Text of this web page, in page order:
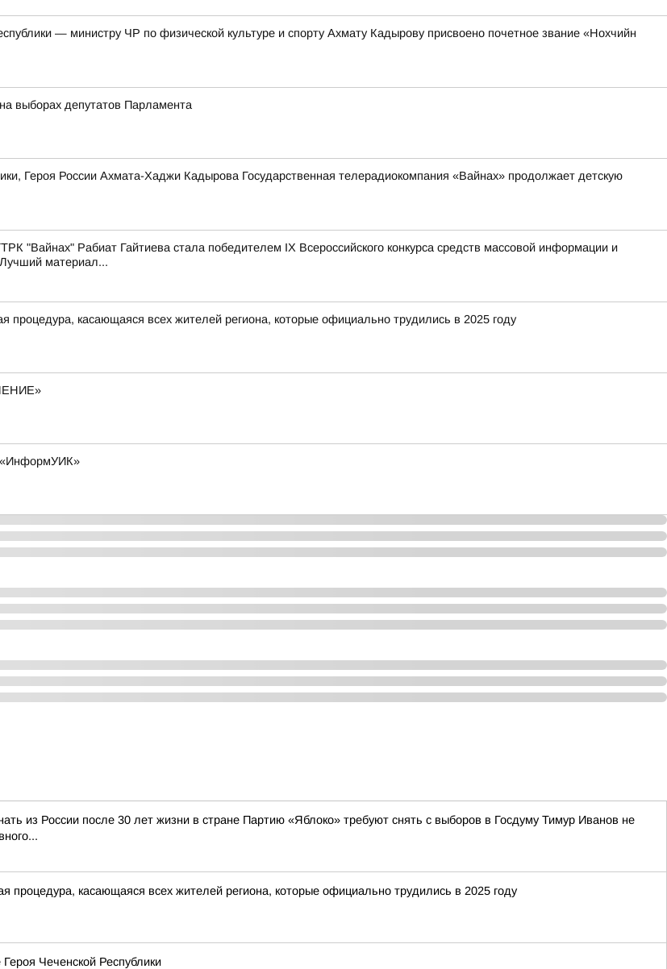
— министру ЧР по физической культуре и спорту Ахмату Кадырову присвоено почетное звание «Нохчийн
выборах депутатов Парламента
Героя России Ахмата-Хаджи Кадырова Государственная телерадиокомпания «Вайнах» продолжает детскую
"Вайнах" Рабиат Гайтиева стала победителем IX Всероссийского конкурса средств массовой информации и
материал...
процедура, касающаяся всех жителей региона, которые официально трудились в 2025 году
«ИнформУИК»
из России после 30 лет жизни в стране Партию «Яблоко» требуют снять с выборов в Госдуму Тимур Иванов не
процедура, касающаяся всех жителей региона, которые официально трудились в 2025 году
Чеченской Республики